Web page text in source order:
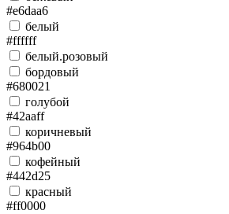
#e6daa6
белый
#ffffff
белый.розовый
бордовый
#680021
голубой
#42aaff
коричневый
#964b00
кофейный
#442d25
красный
#ff0000